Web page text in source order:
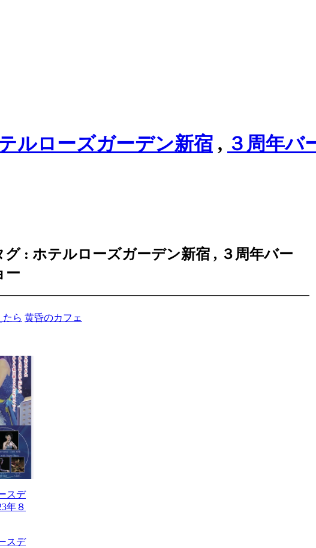
ルローズガーデン新宿 , ３周年バ
グ : ホテルローズガーデン新宿 , ３周年バー
ー
たら 黄昏のカフェ
スデ
年８
スデ